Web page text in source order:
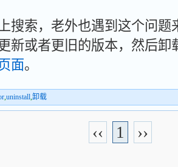
索，老外也遇到这个问题
新或者更旧的版本，然后卸
面。
,uninstall,卸载
‹‹ 1 ››